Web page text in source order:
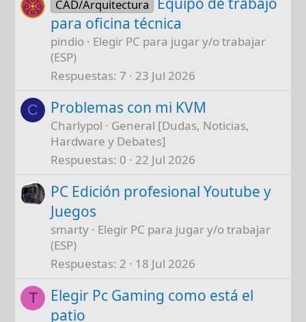
CAD/Arquitectura
para oficina técnica
pindio
Elegir PC para jugar y/o trabajar
(ESP)
Respuestas 7 23 Jul 2026
C Problemas con mi KVM
Charlypol
General [Dudas, Noticias,
Hardware y Debates]
Respuestas 0 22 Jul 2026
PC Edición profesional Youtube y
Juegos
smarty
Elegir PC para jugar y/o trabajar
(ESP)
Respuestas 2 18 Jul 2026
T
Elegir Pc Gaming como está el
patio